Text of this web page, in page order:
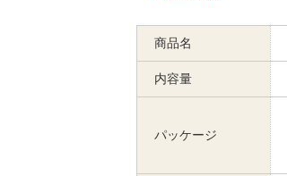
商品名
内容量
パッケージ